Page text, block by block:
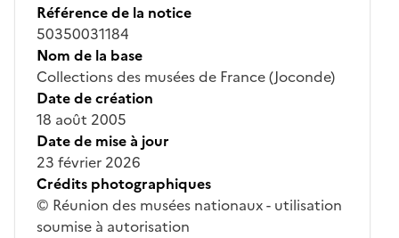
Référence de la notice
50350031184
Nom de la base
Collections des musées de France (Joconde)
Date de création
18 août 2005
Date de mise à jour
23 février 2026
Crédits photographiques
© Réunion des musées nationaux - utilisation
soumise à autorisation